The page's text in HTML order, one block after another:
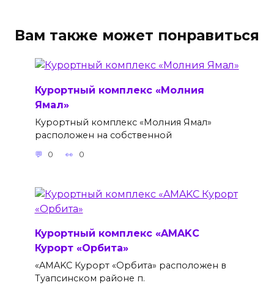
Вам также может понравиться
Курортный комплекс «Молния
Ямал»
Курортный комплекс «Молния Ямал»
расположен на собственной
0 0
Курортный комплекс «AMAKС
Курорт «Орбита»
«AMAKС Курорт «Орбита» расположен в
Туапсинском районе п.